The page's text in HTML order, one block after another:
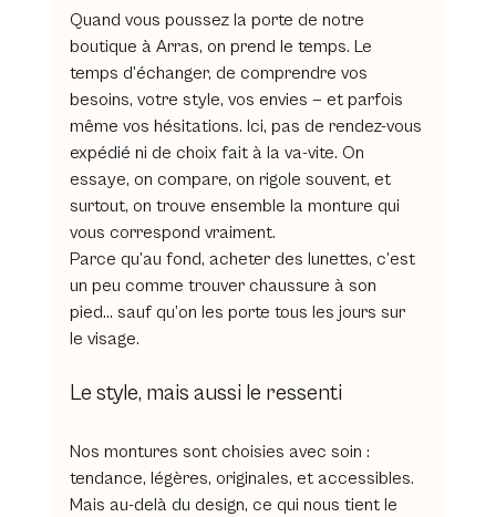
Quand vous poussez la porte de notre
boutique à Arras, on prend le temps. Le
temps d’échanger, de comprendre vos
besoins, votre style, vos envies — et parfois
même vos hésitations. Ici, pas de rendez-vous
expédié ni de choix fait à la va-vite. On
essaye, on compare, on rigole souvent, et
surtout, on trouve ensemble la monture qui
vous correspond vraiment.
Parce qu’au fond, acheter des lunettes, c’est
un peu comme trouver chaussure à son
pied… sauf qu’on les porte tous les jours sur
le visage.
Le style, mais aussi le ressenti
Nos montures sont choisies avec soin :
tendance, légères, originales, et accessibles.
Mais au-delà du design, ce qui nous tient le